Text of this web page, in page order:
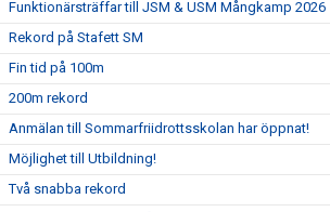
Funktionärsträffar till JSM & USM Mångkamp 2026
Rekord på Stafett SM
Fin tid på 100m
200m rekord
Anmälan till Sommarfriidrottsskolan har öppnat!
Möjlighet till Utbildning!
Två snabba rekord